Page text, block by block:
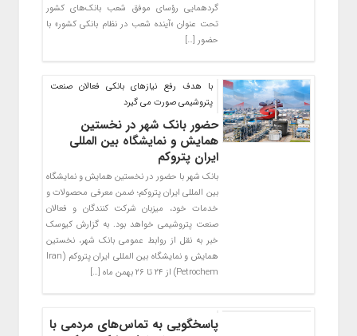
گردهمایی رؤسای موفق شعب بانک‌های کشور
تحت عنوان «آینده شعب در نظام بانکی کشور» با
حضور […]
با هدف رفع نیازهای بانکی فعالان صنعت
پتروشیمی صورت می گیرد
حضور بانک شهر در نخستین
همایش و نمایشگاه بین المللی
ایران پتروکم
بانک شهر با حضور در نخستین همایش و نمایشگاه
بین المللی ایران پتروکم؛ ضمن معرفی محصولات و
خدمات خود، میزبان شرکت کنندگان و فعالان
صنعت پتروشیمی خواهد بود. به گزارش کیوسک
خبر به نقل از روابط عمومی بانک شهر، نخستین
همایش و نمایشگاه بین المللی ایران پتروکم (Iran
Petrochem) از ۲۴ تا ۲۶ بهمن ماه […]
پاسخگویی به تماس‌های مردمی با